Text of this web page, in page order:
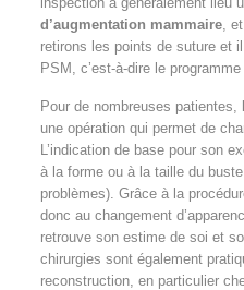
d’augmentation mammaire,
retirons les points de suture et
PSM, c’est-à-dire le
Pour de nombreuses patientes,
une opération qui permet de
L’indication de base pour son
à la forme ou à la taille du
problèmes). Grâce à la
donc au changement
retrouve son estime de soi et
chirurgies sont également
reconstruction, en particulier